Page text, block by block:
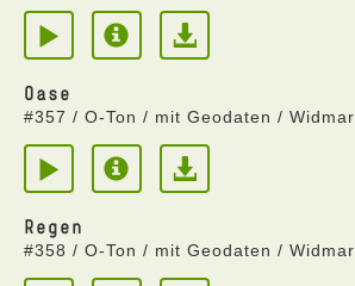
Oase
#357 / O-Ton / mit Geodaten / Widmar
Regen
#358 / O-Ton / mit Geodaten / Widmar